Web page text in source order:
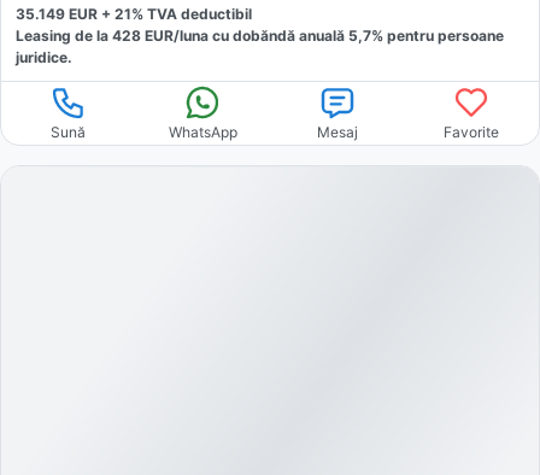
35.149 EUR + 21% TVA deductibil
Leasing de la 428 EUR/luna cu dobăndă anuală 5,7% pentru persoane
juridice.
Sună WhatsApp Mesaj Favorite